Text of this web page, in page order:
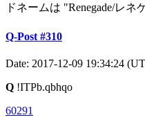
ドネームは "Renegade/レネ
Q-Post #310
Date: 2017-12-09 19:34:24
Q !ITPb.qbhqo
60291